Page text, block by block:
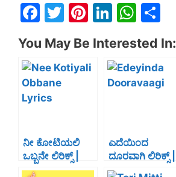
F
a
c
e
b
o
k
T
w
itt
er
Pi
nt
er
e
Li
k
e
dI
W
at
s
A
h
ar
e
You May Be Interested In:
ನೀ ಕೋಟಿಯಲಿ
ಒಬ್ಬನೇ ಲಿರಿಕ್ಸ್ |
Nee Kotiyali
ಎದೆಯಿಂದ
ದೂರವಾಗಿ ಲಿರಿಕ್ಸ್ |
Edeyinda